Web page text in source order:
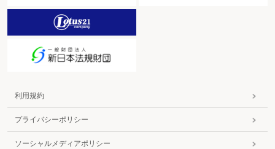
利用規約
プライバシーポリシー
ソーシャルメディアポリシー